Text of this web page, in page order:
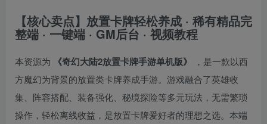
【核心卖点】放置卡牌轻松养成 · 稀有精品完
整端 · 一键端 · GM后台 · 视频教程
本资源为 《奇幻大陆2放置卡牌手游单机版》
，是一款以西
方魔幻为背景的放置类卡牌养成手游。游戏融合了英雄收
集、阵容搭配、装备强化、秘境探险等多元玩法，无需繁琐
操作，轻松离线收益，是放置卡牌爱好者的理想之选。本端